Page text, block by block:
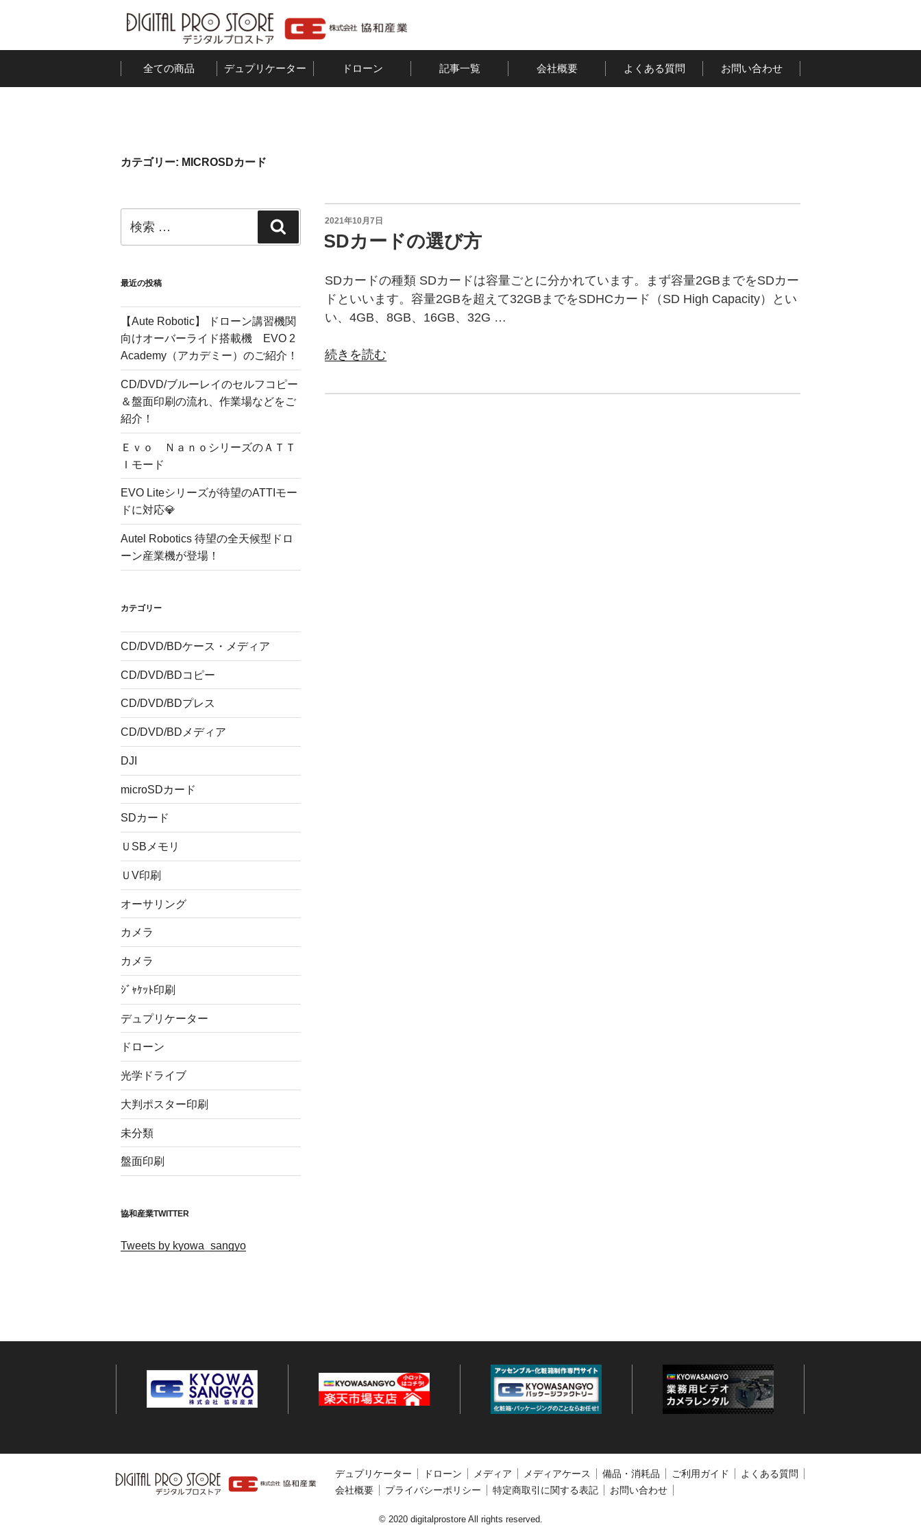
全ての商品 デュプリケーター ドローン 記事一覧 会社概要 よくある質問 お問い合わせ
カテゴリー: MICROSDカード
投
稿
日:
2021年10月7日
SDカードの選び方
SDカードの種類 SDカードは容量ごとに分かれています。まず容量2GBまでをSDカー
ドといいます。容量2GBを超えて32GBまでをSDHCカード（SD High Capacity）とい
い、4GB、8GB、16GB、32G …
“SD
ー
続きを読む
索:
索
最近の投稿
【Aute Robotic】 ドローン講習機関
向けオーバーライド搭載機 EVO 2
Academy（アカデミー）のご紹介！
CD/DVD/ブルーレイのセルフコピー
＆盤面印刷の流れ、作業場などをご
紹介！
Ｅｖｏ ＮａｎｏシリーズのＡＴＴ
Ｉモード
EVO Liteシリーズが待望のATTIモー
ドに対応💎
Autel Robotics 待望の全天候型ドロ
ーン産業機が登場！
カテゴリー
CD/DVD/BDケース・メディア
CD/DVD/BDコピー
CD/DVD/BDプレス
CD/DVD/BDメディア
DJI
microSDカード
SDカード
ＵSBメモリ
ＵV印刷
オーサリング
カメラ
カメラ
ｼﾞｬｹｯﾄ印刷
デュプリケーター
ドローン
光学ドライブ
大判ポスター印刷
未分類
盤面印刷
協和産業TWITTER
Tweets by kyowa_sangyo
デュプリケーター ドローン メディア メディアケース 備品・消耗品 ご利用ガイド
よくある質問
会社概要
プライバシーポリシー 特定商取引に関する表記 お問い合わせ
© 2020 digitalprostore All rights reserved.